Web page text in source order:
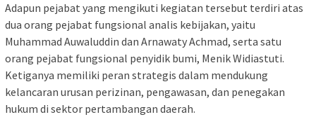
Adapun pejabat yang mengikuti kegiatan tersebut terdiri atas
dua orang pejabat fungsional analis kebijakan, yaitu
Muhammad Auwaluddin dan Arnawaty Achmad, serta satu
orang pejabat fungsional penyidik bumi, Menik Widiastuti.
Ketiganya memiliki peran strategis dalam mendukung
kelancaran urusan perizinan, pengawasan, dan penegakan
hukum di sektor pertambangan daerah.